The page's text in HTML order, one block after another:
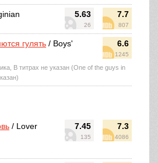
5.63
26
7.7
807
6.6
1245
гулять / Boys'
В титрах не указан (One of the guys in
7.45
135
7.3
4086
/ Lover